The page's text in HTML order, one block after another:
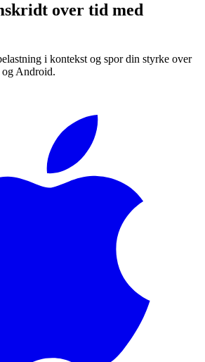
over tid med
i kontekst og spor din styrke over
Android.